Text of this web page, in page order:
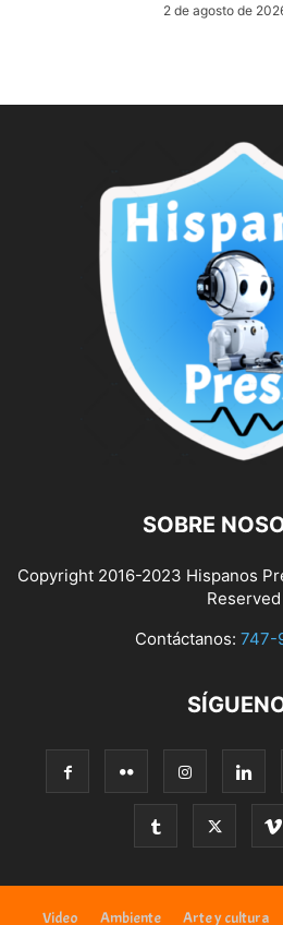
2 de agosto de
SOBRE
Copyright 2016-2023 Hispanos
Reserved
Contáctanos: 747-
Video Ambiente Arte y cultura